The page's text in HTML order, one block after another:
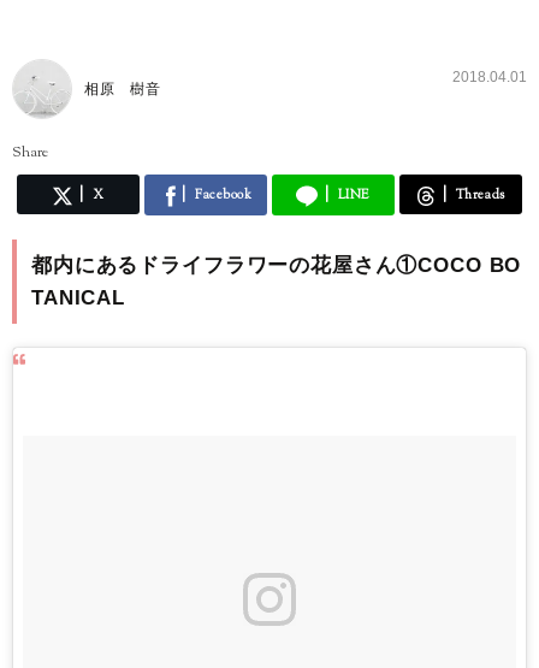
相原 樹音
2018.04.01
Share
X Facebook LINE Threads
都内にあるドライフラワーの花屋さん①COCO BO
TANICAL